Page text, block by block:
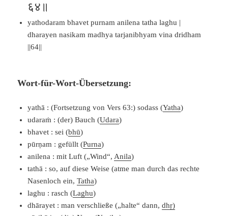
६४॥
yathodaram bhavet purnam anilena tatha laghu |
dharayen nasikam madhya tarjanibhyam vina dridham
||64||
Wort-für-Wort-Übersetzung:
yathā : (Fortsetzung von Vers 63:) sodass (Yatha)
udaraṁ : (der) Bauch (Udara)
bhavet : sei (bhū)
pūrṇam : gefüllt (Purna)
anilena : mit Luft („Wind“,Anila)
tathā : so, auf diese Weise (atme man durch das rechte
Nasenloch ein,Tatha)
laghu : rasch (Laghu)
dhārayet : man verschließe („halte“ dann,dhṛ)